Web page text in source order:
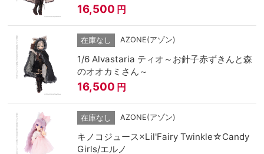
16,500 円
在庫なし AZONE(アゾン)
1/6 Alvastaria ティオ～お針子赤ずきんと森
のオオカミさん～
16,500 円
在庫なし AZONE(アゾン)
キノコジュース×Lil'Fairy Twinkle☆Candy
Girls/エルノ